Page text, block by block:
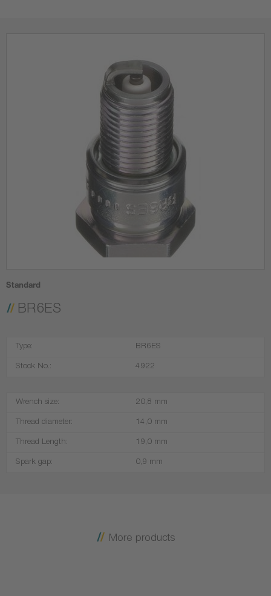
Standard
BR6ES
Type: BR6ES
Stock No.: 4922
Wrench size: 20,8 mm
Thread diameter: 14,0 mm
Thread Length: 19,0 mm
Spark gap: 0,9 mm
More products